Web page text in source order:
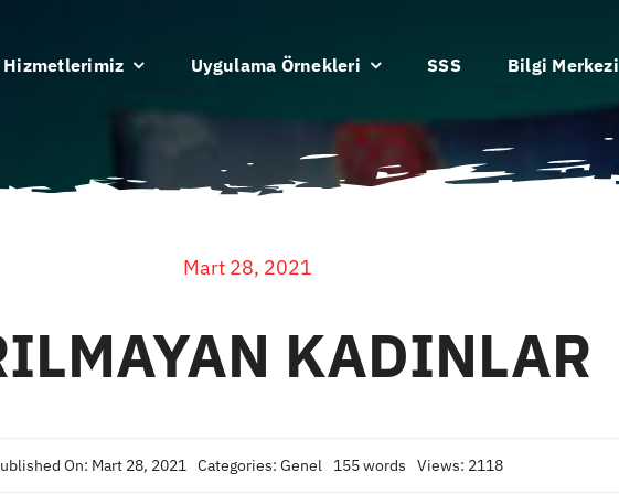
Hizmetlerimiz Uygulama Örnekleri SSS Bilgi Merkezi
Mart 28, 2021
KADINLAR
On: Mart 28, 2021 Categories: Genel 155 words Views: 2118